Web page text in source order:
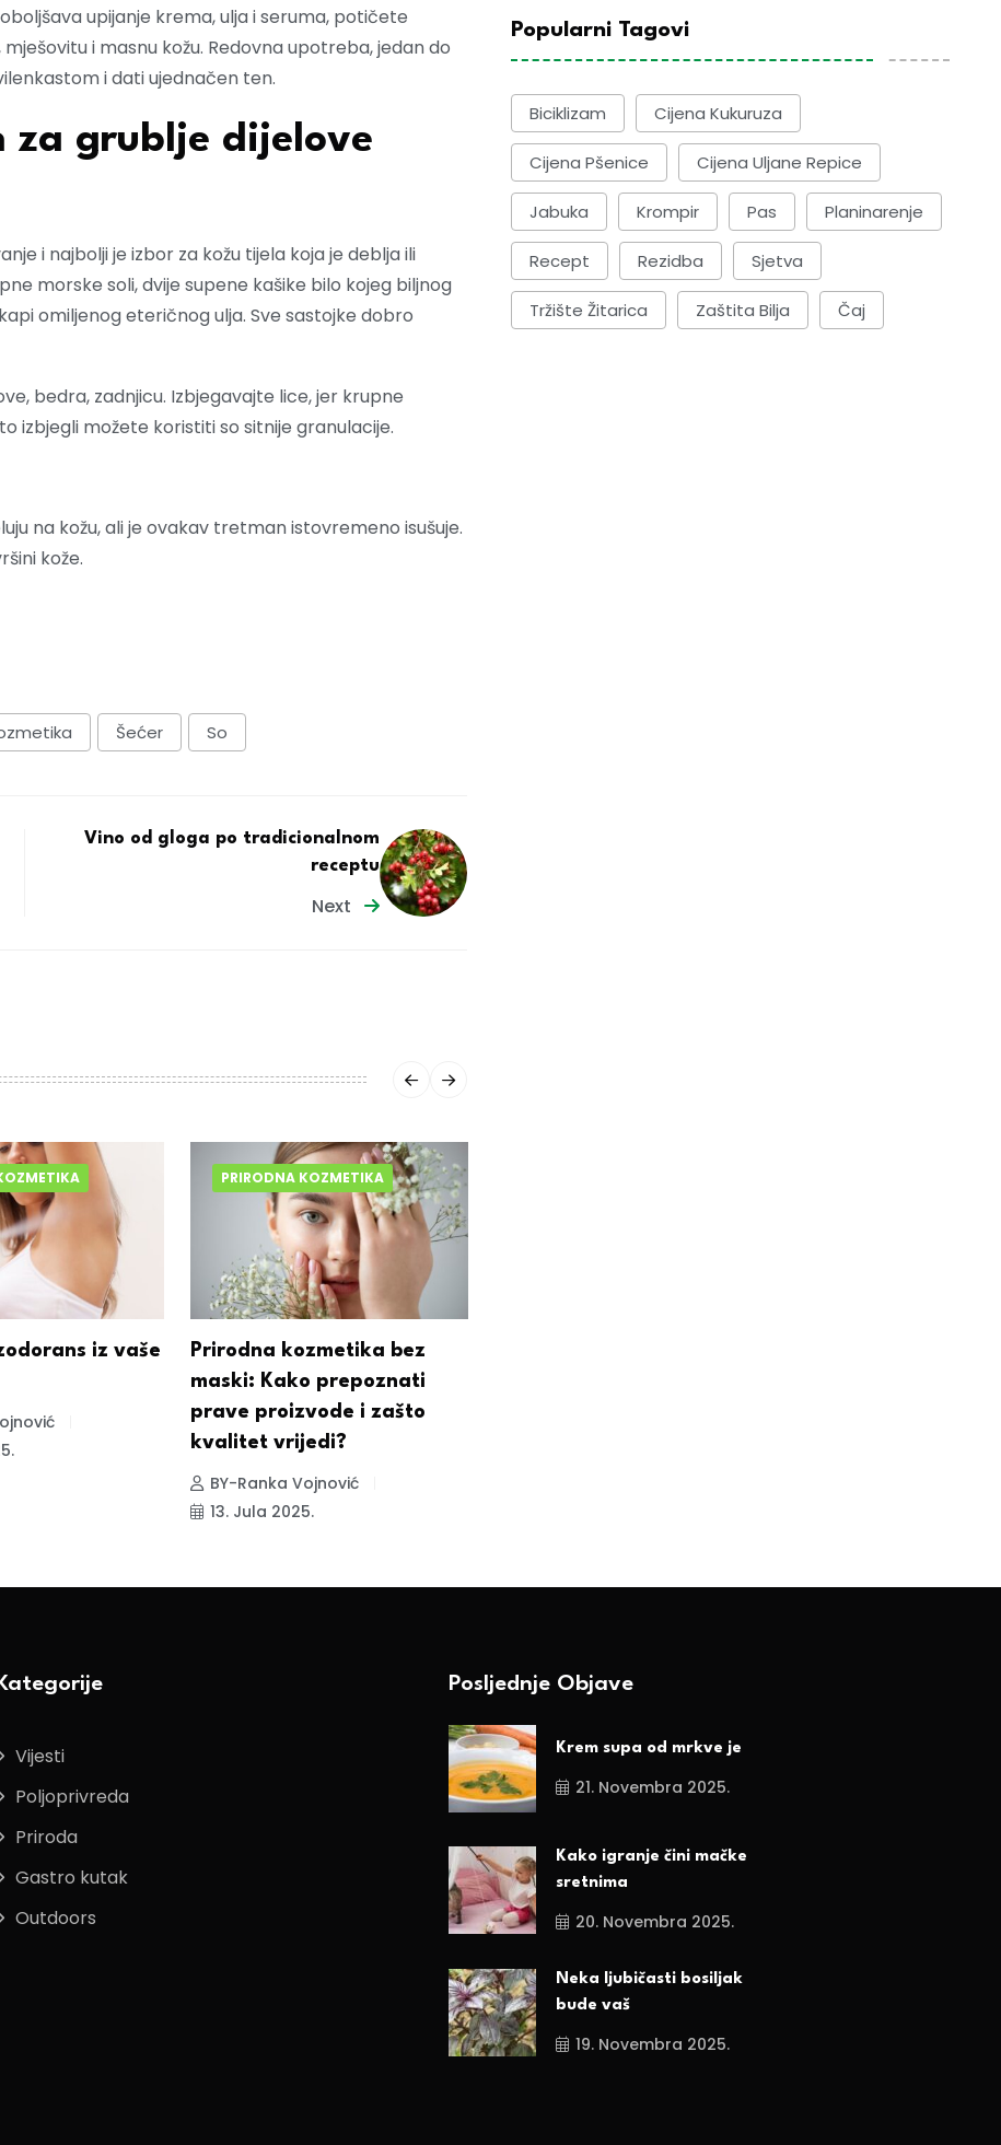
upijanje krema, ulja i seruma, potičete
i masnu kožu. Redovna upotreba, jedan do
i dati ujednačen ten.
za grublje dijelove
i najbolji je izbor za kožu tijela koja je deblja ili
morske soli, dvije supene kašike bilo kojeg biljnog
omiljenog eteričnog ulja. Sve sastojke dobro
bedra, zadnjicu. Izbjegavajte lice, jer krupne
izbjegli možete koristiti so sitnije granulacije.
na kožu, ali je ovakav tretman istovremeno isušuje.
kože.
Šećer So
Vino od gloga po tradicionalnom
receptu
Next
iz vaše
PRIRODNA KOZMETIKA
Prirodna kozmetika bez
maski: Kako prepoznati
prave proizvode i zašto
kvalitet vrijedi?
BY-Ranka Vojnović
13. Jula 2025.
Popularni Tagovi
Biciklizam Cijena Kukuruza
Cijena Pšenice Cijena Uljane Repice
Jabuka Krompir Pas Planinarenje
Recept Rezidba Sjetva
Tržište Žitarica Zaštita Bilja Čaj
Kategorije
Vijesti
Poljoprivreda
Priroda
Gastro kutak
Outdoors
Posljednje Objave
Krem supa od mrkve je
21. Novembra 2025.
Kako igranje čini mačke
sretnima
20. Novembra 2025.
Neka ljubičasti bosiljak
bude vaš
19. Novembra 2025.